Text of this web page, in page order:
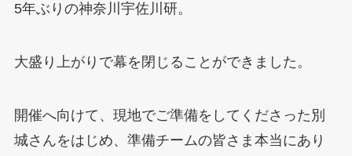
5年ぶりの神奈川宇佐川研。
大盛り上がりで幕を閉じることができました。
開催へ向けて、現地でご準備をしてくださった別
城さんをはじめ、準備チームの皆さま本当にあり